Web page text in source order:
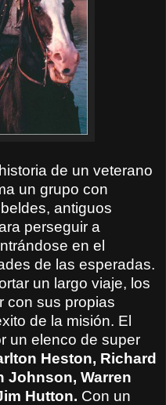
de un veterano
un grupo con
antiguos
perseguir a
en el
de las esperadas.
un largo viaje, los
con sus propias
de la misión. El
un elenco de super
Heston, Richard
Johnson, Warren
Hutton. Con un